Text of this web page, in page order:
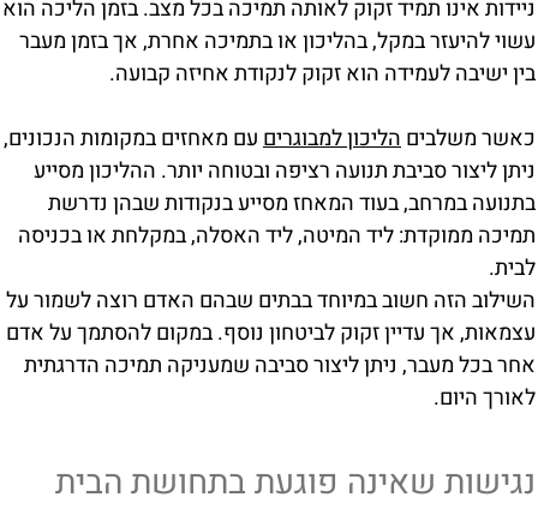
ניידות אינו תמיד זקוק לאותה תמיכה בכל מצב. בזמן הליכה הוא
עשוי להיעזר במקל, בהליכון או בתמיכה אחרת, אך בזמן מעבר
בין ישיבה לעמידה הוא זקוק לנקודת אחיזה קבועה.
כאשר משלביםהליכון למבוגריםעם מאחזים במקומות הנכונים,
ניתן ליצור סביבת תנועה רציפה ובטוחה יותר. ההליכון מסייע
בתנועה במרחב, בעוד המאחז מסייע בנקודות שבהן נדרשת
תמיכה ממוקדת: ליד המיטה, ליד האסלה, במקלחת או בכניסה
לבית.
השילוב הזה חשוב במיוחד בבתים שבהם האדם רוצה לשמור על
עצמאות, אך עדיין זקוק לביטחון נוסף. במקום להסתמך על אדם
אחר בכל מעבר, ניתן ליצור סביבה שמעניקה תמיכה הדרגתית
לאורך היום.
נגישות שאינה פוגעת בתחושת הבית